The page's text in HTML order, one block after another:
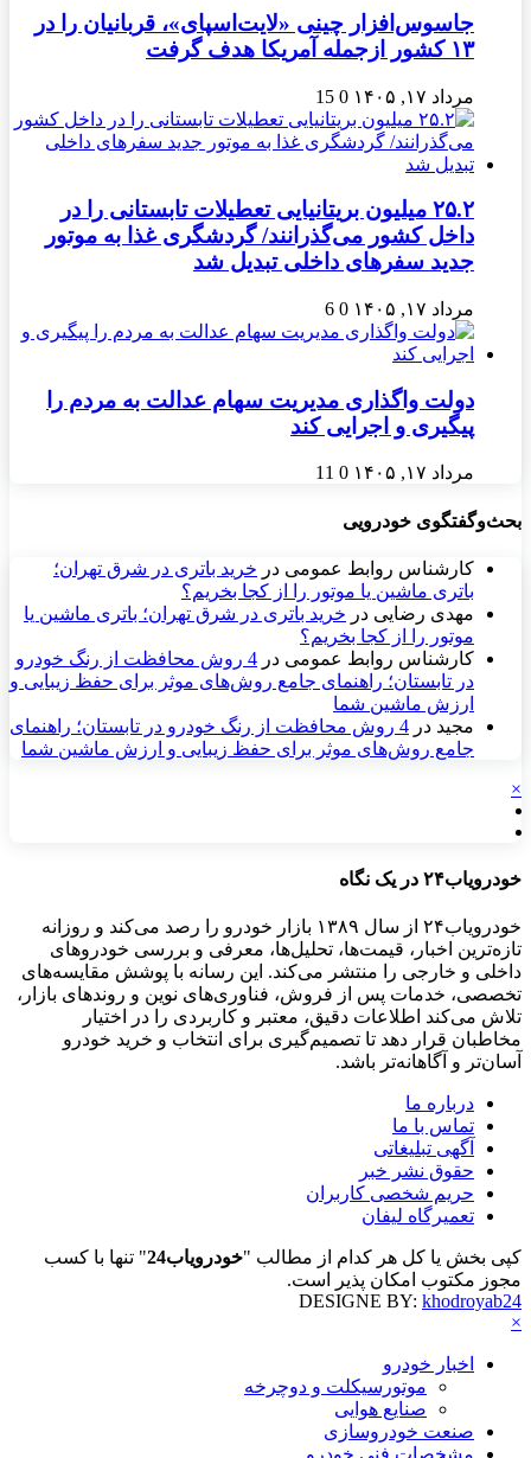
جاسوس‌افزار چینی «لایت‌اسپای»، قربانیان را در
۱۳ کشور ازجمله آمریکا هدف گرفت
مرداد ۱۷, ۱۴۰۵ 0
15
۲۵.۲ میلیون بریتانیایی تعطیلات تابستانی را در
داخل کشور می‌گذرانند/ گردشگری غذا به موتور
جدید سفرهای داخلی تبدیل شد
مرداد ۱۷, ۱۴۰۵ 0
6
دولت واگذاری مدیریت سهام عدالت به مردم را
پیگیری و اجرایی کند
مرداد ۱۷, ۱۴۰۵ 0
11
بحث‌وگفتگوی خودرویی
کارشناس روابط عمومی در خرید باتری در شرق تهران؛
باتری ماشین یا موتور را از کجا بخریم؟
مهدی رضایی در خرید باتری در شرق تهران؛ باتری ماشین یا
موتور را از کجا بخریم؟
کارشناس روابط عمومی در
4 روش محافظت از رنگ خودرو
در تابستان؛ راهنمای جامع روش‌های موثر برای حفظ زیبایی و
ارزش ماشین شما
مجید در
4 روش محافظت از رنگ خودرو در تابستان؛ راهنمای
جامع روش‌های موثر برای حفظ زیبایی و ارزش ماشین شما
×
خودرویاب۲۴ در یک نگاه
خودرویاب۲۴ از سال ۱۳۸۹ بازار خودرو را رصد می‌کند و روزانه
تازه‌ترین اخبار، قیمت‌ها، تحلیل‌ها، معرفی و بررسی خودروهای
داخلی و خارجی را منتشر می‌کند. این رسانه با پوشش مقایسه‌های
تخصصی، خدمات پس از فروش، فناوری‌های نوین و روندهای بازار،
تلاش می‌کند اطلاعات دقیق، معتبر و کاربردی را در اختیار
مخاطبان قرار دهد تا تصمیم‌گیری برای انتخاب و خرید خودرو
آسان‌تر و آگاهانه‌تر باشد.
درباره ما
تماس با ما
آگهی تبلیغاتی
حقوق نشر خبر
حریم شخصی کاربران
تعمیرگاه لیفان
کپی بخش یا کل هر کدام از مطالب "خودرویاب24
" تنها با کسب
مجوز مکتوب امکان پذیر است.
DESIGNE BY: khodroyab24
×
اخبار خودرو
موتورسیکلت و دوچرخه
صنایع هوایی
صنعت خودروسازی